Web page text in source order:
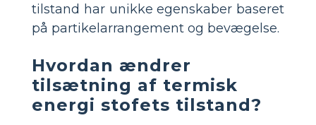
tilstand har unikke egenskaber baseret
på partikelarrangement og bevægelse.
Hvordan ændrer
tilsætning af termisk
energi stofets tilstand?